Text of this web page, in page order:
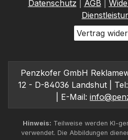
Datenschutz AGB
Vertrag
Penzkofer GmbH
12 - D-84036 Landshut |
| E-Mail:
Hinweis: Teilweise werden KI-
verwendet. Die Abbildungen